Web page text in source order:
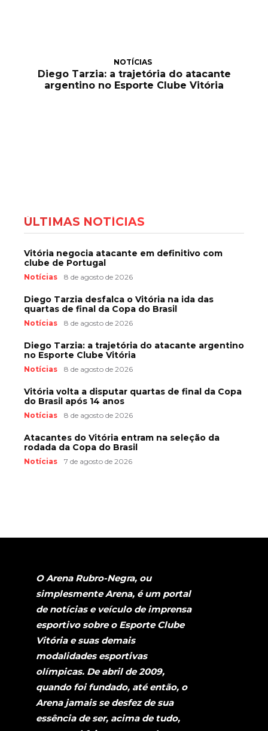
NOTÍCIAS
Diego Tarzia: a trajetória do atacante
argentino no Esporte Clube Vitória
ÚLTIMAS NOTÍCIAS
Vitória negocia atacante em definitivo com
clube de Portugal
Notícias 8 de agosto de 2026
Diego Tarzia desfalca o Vitória na ida das
quartas de final da Copa do Brasil
Notícias 8 de agosto de 2026
Diego Tarzia: a trajetória do atacante argentino
no Esporte Clube Vitória
Notícias 8 de agosto de 2026
Vitória volta a disputar quartas de final da Copa
do Brasil após 14 anos
Notícias 8 de agosto de 2026
Atacantes do Vitória entram na seleção da
rodada da Copa do Brasil
Notícias 7 de agosto de 2026
O Arena Rubro-Negra, ou
simplesmente Arena, é um portal
de notícias e veículo de imprensa
esportivo sobre o Esporte Clube
Vitória e suas demais
modalidades esportivas
olímpicas. De abril de 2009,
quando foi fundado, até então, o
Arena jamais se desfez de sua
essência de ser, acima de tudo,